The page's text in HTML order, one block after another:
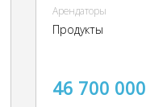
Арендаторы
Продукты
46 700 000